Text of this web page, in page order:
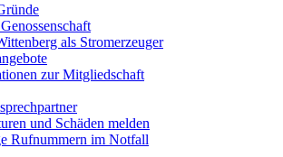
als Stromerzeuger
zur Mitgliedschaft
und Schäden melden
Rufnummern im Notfall